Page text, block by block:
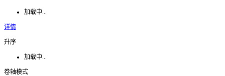
加载中...
详情
升序
加载中...
卷轴模式